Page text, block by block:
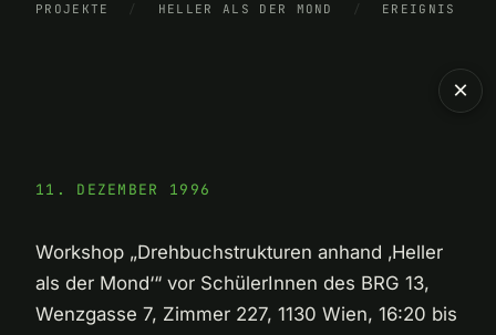
PROJEKTE / HELLER ALS DER MOND / EREIGNIS
11. DEZEMBER 1996
Workshop „Drehbuchstrukturen anhand ‚Heller
als der Mond‘“ vor SchülerInnen des BRG 13,
Wenzgasse 7, Zimmer 227, 1130 Wien, 16:20 bis
×